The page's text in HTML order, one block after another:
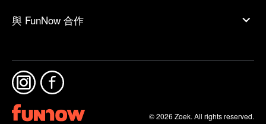
與 FunNow 合作
© 2026 Zoek. All rights reserved.